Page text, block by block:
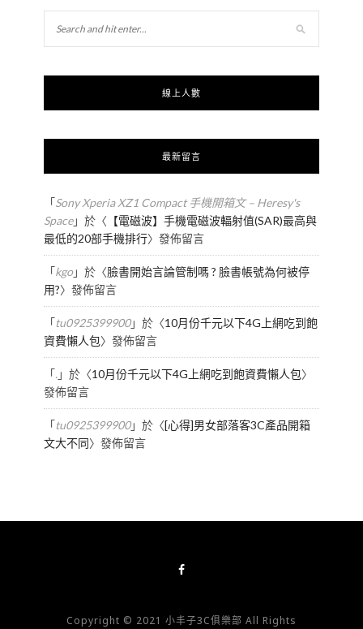
線上人數
最新留言
「Sony Xperia XZ1 Compact 手機開箱文 – Heresy's
Space」於〈 【電磁波】手機電磁波輻射值(SAR)最高與
最低的20部手機排行〉發佈留言
「kgo」於〈臉書開始言論管制嗎 ? 臉書帳號為何被停
用?〉發佈留言
「tu0925399900」於〈10月份千元以下4G上網吃到飽
資費懶人包〉發佈留言
「.」於〈10月份千元以下4G上網吃到飽資費懶人包〉
發佈留言
「tu0925399900」於〈[心得]男女部落客3C產品開箱
文大不同〉發佈留言
Copyright © 2021 小丰子3C俱樂部 All Rights